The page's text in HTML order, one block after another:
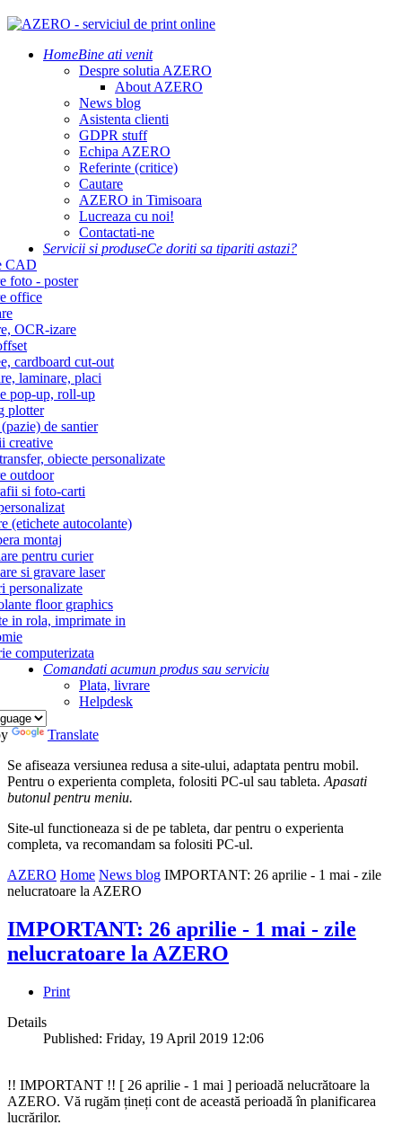
HomeBine ati venit
Despre solutia AZERO
About AZERO
News blog
Asistenta clienti
GDPR stuff
Echipa AZERO
Referinte (critice)
Cautare
AZERO in Timisoara
Lucreaza cu noi!
Contactati-ne
Servicii si produseCe doriti sa tipariti astazi?
CAD
foto - poster
office
OCR-izare
cardboard cut-out
laminare, placi
pop-up, roll-up
plotter
de santier
creative
obiecte personalizate
outdoor
si foto-carti
(etichete autocolante)
montaj
pentru curier
si gravare laser
personalizate
floor graphics
in rola, imprimate in
computerizata
Comandati acumun produs sau serviciu
Plata, livrare
Helpdesk
Translate
Se afiseaza versiunea redusa a site-ului, adaptata pentru mobil.
Pentru o experienta completa, folositi PC-ul sau tableta. Apasati
butonul pentru meniu.
Site-ul functioneaza si de pe tableta, dar pentru o experienta
completa, va recomandam sa folositi PC-ul.
AZERO Home News blog IMPORTANT: 26 aprilie - 1 mai - zile
nelucratoare la AZERO
IMPORTANT: 26 aprilie - 1 mai - zile
nelucratoare la AZERO
Print
Details
Published: Friday, 19 April 2019 12:06
!! IMPORTANT !! [ 26 aprilie - 1 mai ] perioadă nelucrătoare la
AZERO. Vă rugăm țineți cont de această perioadă în planificarea
lucrărilor.